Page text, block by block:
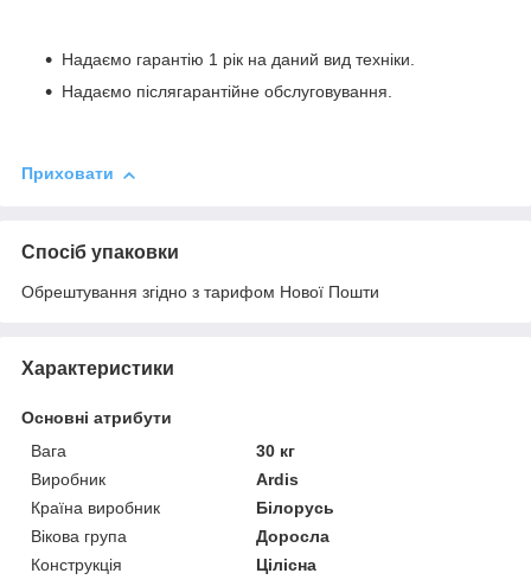
Надаємо гарантію 1 рік на даний вид техніки.
Надаємо післягарантійне обслуговування.
Приховати
Спосіб упаковки
Обрештування згідно з тарифом Нової Пошти
Характеристики
Основні атрибути
Вага
30 кг
Виробник
Ardis
Країна виробник
Білорусь
Вікова група
Доросла
Конструкція
Цілісна